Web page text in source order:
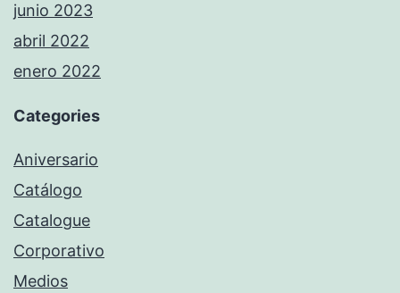
junio 2023
abril 2022
enero 2022
Categories
Aniversario
Catálogo
Catalogue
Corporativo
Medios